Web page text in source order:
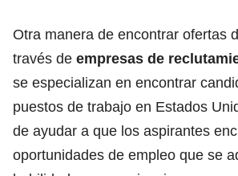
Otra manera de encontrar ofertas
través de empresas de
se especializan en encontrar
puestos de trabajo en Estados
de ayudar a que los aspirantes
oportunidades de empleo que se